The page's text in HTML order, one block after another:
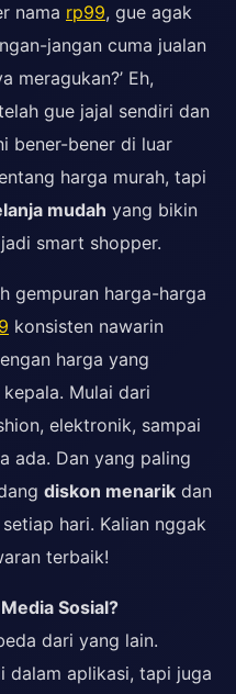
nama rp99, gue agak
jangan cuma jualan
meragukan?’ Eh,
gue jajal sendiri dan
bener-bener di luar
harga murah, tapi
mudah yang bikin
smart shopper.
gempuran harga-harga
konsisten nawarin
harga yang
Mulai dari
elektronik, sampai
ada. Dan yang paling
diskon menarik dan
hari. Kalian nggak
terbaik!
Sosial?
dari yang lain.
dalam aplikasi, tapi juga